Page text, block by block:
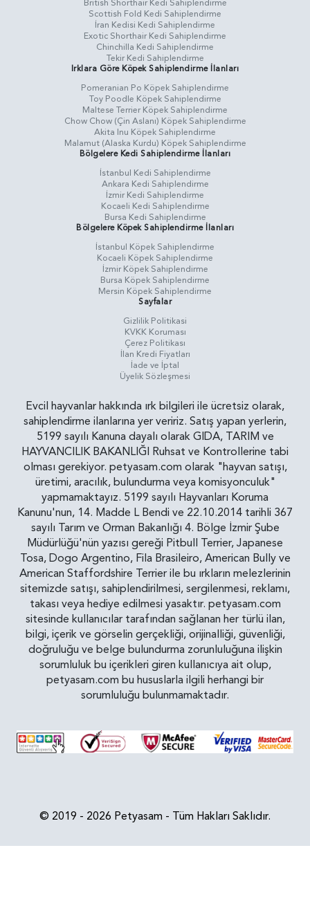
British Shorthair Kedi Sahiplendirme
Scottish Fold Kedi Sahiplendirme
İran Kedisi Kedi Sahiplendirme
Exotic Shorthair Kedi Sahiplendirme
Chinchilla Kedi Sahiplendirme
Tekir Kedi Sahiplendirme
Irklara Göre Köpek Sahiplendirme İlanları
Pomeranian Po Köpek Sahiplendirme
Toy Poodle Köpek Sahiplendirme
Maltese Terrier Köpek Sahiplendirme
Chow Chow (Çin Aslanı) Köpek Sahiplendirme
Akita Inu Köpek Sahiplendirme
Malamut (Alaska Kurdu) Köpek Sahiplendirme
Bölgelere Kedi Sahiplendirme İlanları
İstanbul Kedi Sahiplendirme
Ankara Kedi Sahiplendirme
İzmir Kedi Sahiplendirme
Kocaeli Kedi Sahiplendirme
Bursa Kedi Sahiplendirme
Bölgelere Köpek Sahiplendirme İlanları
İstanbul Köpek Sahiplendirme
Kocaeli Köpek Sahiplendirme
İzmir Köpek Sahiplendirme
Bursa Köpek Sahiplendirme
Mersin Köpek Sahiplendirme
Sayfalar
Gizlilik Politikasi
KVKK Koruması
Çerez Politikası
İlan Kredi Fiyatları
İade ve İptal
Üyelik Sözleşmesi
Evcil hayvanlar hakkında ırk bilgileri ile ücretsiz olarak,
sahiplendirme ilanlarına yer veririz. Satış yapan yerlerin,
5199 sayılı Kanuna dayalı olarak GIDA, TARIM ve
HAYVANCILIK BAKANLIĞI Ruhsat ve Kontrollerine tabi
olması gerekiyor. petyasam.com olarak "hayvan satışı,
üretimi, aracılık, bulundurma veya komisyonculuk"
yapmamaktayız. 5199 sayılı Hayvanları Koruma
Kanunu'nun, 14. Madde L Bendi ve 22.10.2014 tarihli 367
sayılı Tarım ve Orman Bakanlığı 4. Bölge İzmir Şube
Müdürlüğü'nün yazısı gereği Pitbull Terrier, Japanese
Tosa, Dogo Argentino, Fila Brasileiro, American Bully ve
American Staffordshire Terrier ile bu ırkların melezlerinin
sitemizde satışı, sahiplendirilmesi, sergilenmesi, reklamı,
takası veya hediye edilmesi yasaktır. petyasam.com
sitesinde kullanıcılar tarafından sağlanan her türlü ilan,
bilgi, içerik ve görselin gerçekliği, orijinalliği, güvenliği,
doğruluğu ve belge bulundurma zorunluluğuna ilişkin
sorumluluk bu içerikleri giren kullanıcıya ait olup,
petyasam.com bu hususlarla ilgili herhangi bir
sorumluluğu bulunmamaktadır.
© 2019 - 2026 Petyasam - Tüm Hakları Saklıdır.